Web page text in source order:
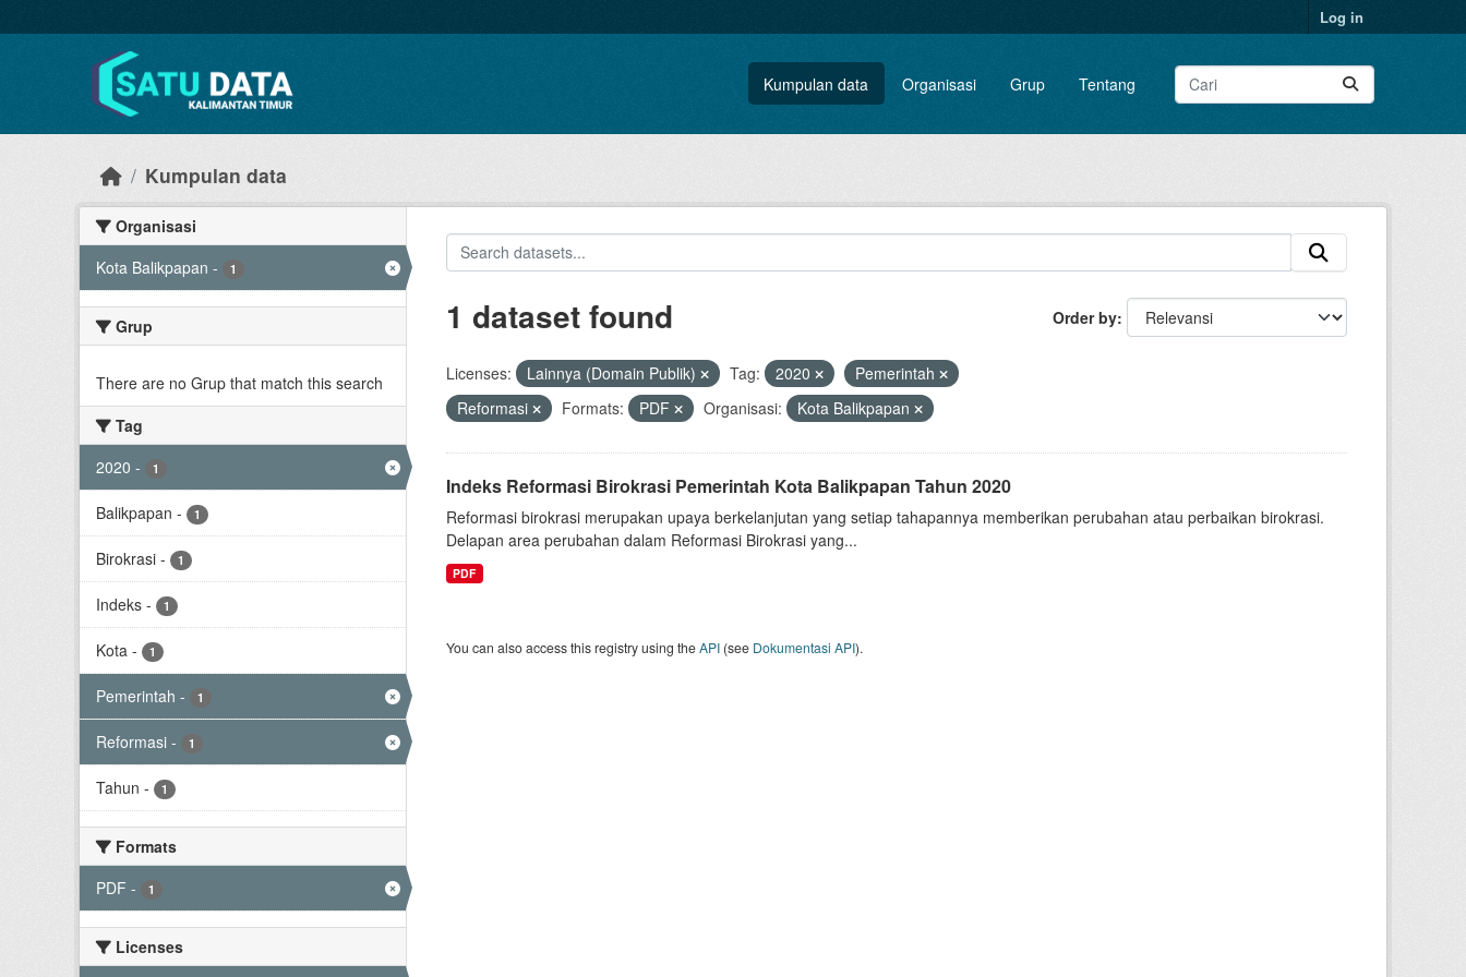
Log in
Kumpulan data Organisasi Grup Tentang
Kumpulan data
Organisasi
Kota Balikpapan - 1
Grup
There are no Grup that match this search
Tag
2020 - 1
Balikpapan - 1
Birokrasi - 1
Indeks - 1
Kota - 1
Pemerintah - 1
Reformasi - 1
Tahun - 1
Formats
PDF - 1
Licenses
Order by
1 dataset found
Licenses: Lainnya (Domain Publik) Tag: 2020
Pemerintah
Reformasi
Formats: PDF Organisasi: Kota Balikpapan
Indeks Reformasi Birokrasi Pemerintah Kota Balikpapan Tahun 2020
Reformasi birokrasi merupakan upaya berkelanjutan yang setiap tahapannya memberikan perubahan atau perbaikan birokrasi.
Delapan area perubahan dalam Reformasi Birokrasi yang...
PDF
You can also access this registry using theAPI(see Dokumentasi API).